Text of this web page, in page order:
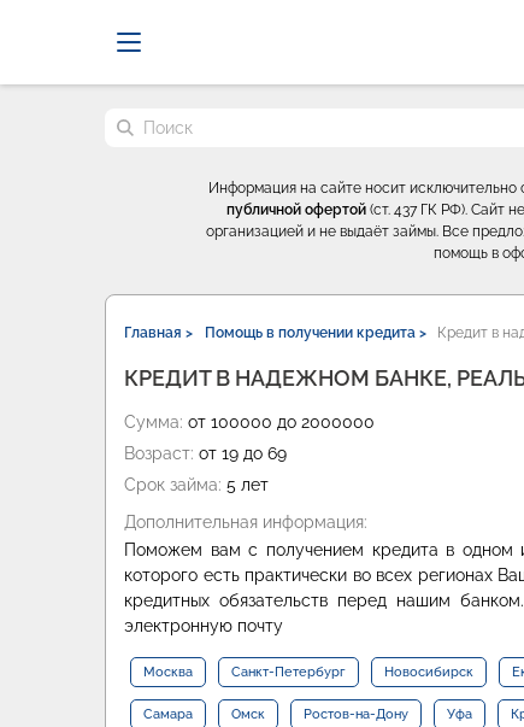
Поиск по сайту
Информация на сайте носит
публичной офертой (ст. 437 ГК РФ). Сайт
организацией и не выдаёт займы. Все
помощь в
Главная > Помощь в получении кредита > Кредит в
КРЕДИТ В НАДЕЖНОМ БАНКЕ,
Сумма: от 100000 до 2000000
Возраст: от 19 до 69
Срок займа: 5 лет
Дополнительная информация:
Поможем вам с получением кредита в одном
которого есть практически во всех регионах
кредитных обязательств перед нашим
электронную почту
Москва Санкт-Петербург Новосибирск
Самара Омск Ростов-на-Дону Уфа